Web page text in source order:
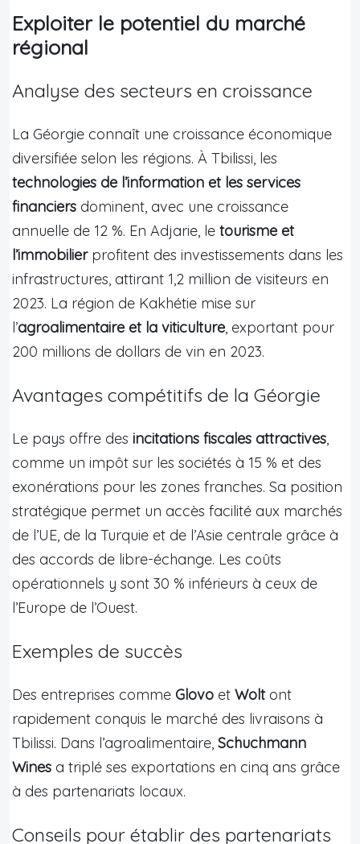
Exploiter le potentiel du marché
régional
Analyse des secteurs en croissance
La Géorgie connaît une croissance économique
diversifiée selon les régions. À Tbilissi, les
technologies de l’information et les services
financiers dominent, avec une croissance
annuelle de 12 %. En Adjarie, le tourisme et
l’immobilierprofitent des investissements dans les
infrastructures, attirant 1,2 million de visiteurs en
2023. La région de Kakhétie mise sur
l’agroalimentaire et la viticulture, exportant pour
200 millions de dollars de vin en 2023.
Avantages compétitifs de la Géorgie
Le pays offre des incitations fiscales attractives,
comme un impôt sur les sociétés à 15 % et des
exonérations pour les zones franches. Sa position
stratégique permet un accès facilité aux marchés
de l’UE, de la Turquie et de l’Asie centrale grâce à
des accords de libre-échange. Les coûts
opérationnels y sont 30 % inférieurs à ceux de
l’Europe de l’Ouest.
Exemples de succès
Des entreprises comme Glovo et Woltont
rapidement conquis le marché des livraisons à
Tbilissi. Dans l’agroalimentaire, Schuchmann
Wines a triplé ses exportations en cinq ans grâce
à des partenariats locaux.
Conseils pour établir des partenariats